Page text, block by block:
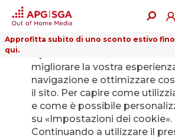
Approfitta subito di uno sconto estivo fino
qui.
Indietro
migliorare la vostra
navigazione e ottimizzare
il sito. Per capire come
e come è possibile
su «Impostazioni dei cookie».
Continuando a utilizzare il